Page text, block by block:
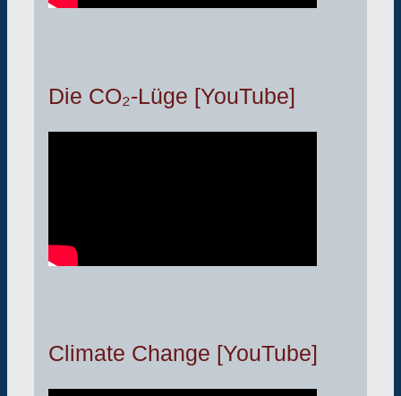
Die CO₂-Lüge [YouTube]
Climate Change [YouTube]